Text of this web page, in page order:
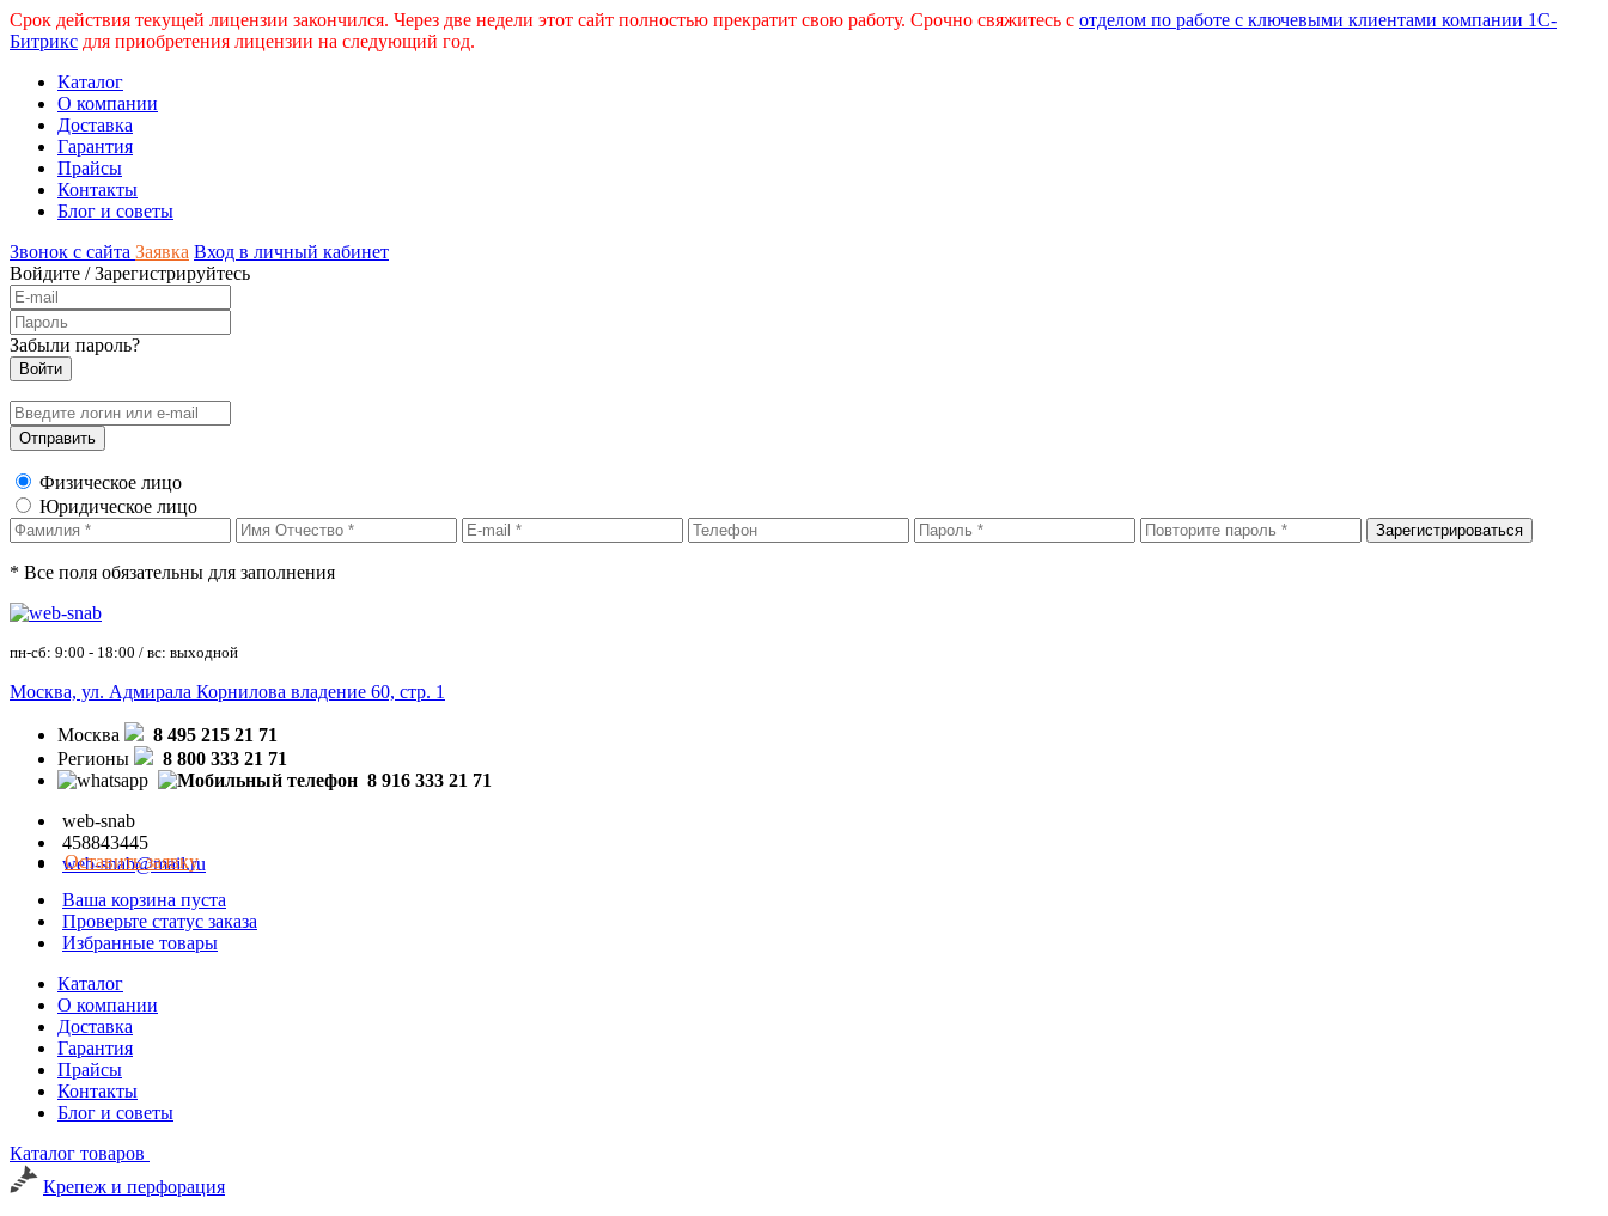
Срок действия текущей лицензии закончился. Через две недели этот сайт полностью прекратит свою работу. Срочно свяжитесь с отделом по работе с ключевыми клиентами компании 1С-
Битрикс для приобретения лицензии на следующий год.
Каталог
О компании
Доставка
Гарантия
Прайсы
Контакты
Блог и советы
Звонок с сайта Заявка Вход в личный кабинет
Войдите /Зарегистрируйтесь
Забыли пароль?
Физическое лицо
Юридическое лицо
* Все поля обязательны для заполнения
пн-сб: 9:00 - 18:00 / вс: выходной
Москва, ул. Адмирала Корнилова владение 60, стр. 1
Москва
8 495 215 21 71
Регионы
8 800 333 21 71
8 916 333 21 71
web-snab
458843445
web-snab@mail.ru
Оставить заявку
Ваша корзина пуста
Проверьте статус заказа
Избранные товары
Каталог
О компании
Доставка
Гарантия
Прайсы
Контакты
Блог и советы
Каталог товаров
Крепеж и перфорация